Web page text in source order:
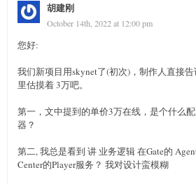
胡建刚
October 14th, 2022 at 12:00 pm
您好:
我们新项目用skynet了(初次)，制作人直接
里估摸着 3万吧。
第一，文中提到的单价3万在线，是个什么
器？
第二, 我总是看到 讲 业务逻辑 在Gate的
Center的Player服务？ 我对设计蛮模糊